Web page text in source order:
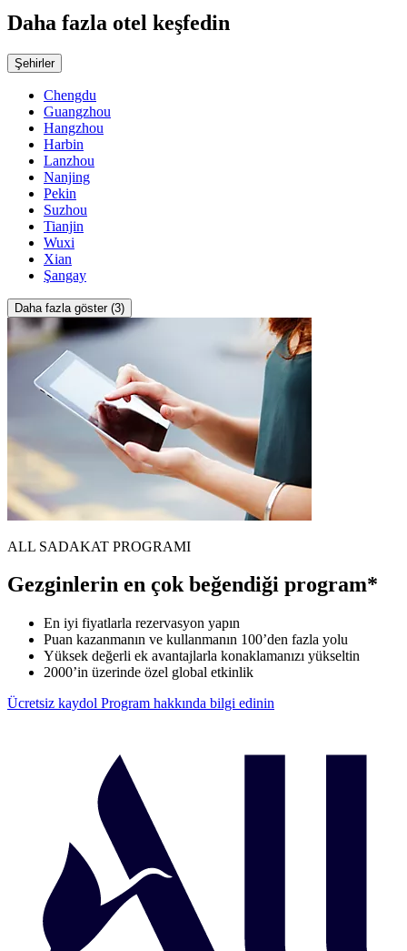
Daha fazla otel keşfedin
Şehirler
Chengdu
Guangzhou
Hangzhou
Harbin
Lanzhou
Nanjing
Pekin
Suzhou
Tianjin
Wuxi
Xian
Şangay
Daha fazla göster (3)
ALL SADAKAT PROGRAMI
Gezginlerin en çok beğendiği program*
En iyi fiyatlarla rezervasyon yapın
Puan kazanmanın ve kullanmanın 100’den fazla yolu
Yüksek değerli ek avantajlarla konaklamanızı yükseltin
2000’in üzerinde özel global etkinlik
Ücretsiz kaydol Program hakkında bilgi edinin